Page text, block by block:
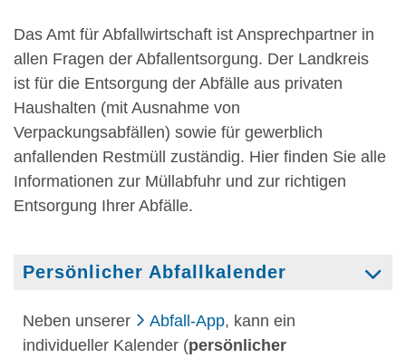
Das Amt für Abfallwirtschaft ist Ansprechpartner in
allen Fragen der Abfallentsorgung. Der Landkreis
ist für die Entsorgung der Abfälle aus privaten
Haushalten (mit Ausnahme von
Verpackungsabfällen) sowie für gewerblich
anfallenden Restmüll zuständig. Hier finden Sie alle
Informationen zur Müllabfuhr und zur richtigen
Entsorgung Ihrer Abfälle.
Persönlicher Abfallkalender
Neben unserer Abfall-App, kann ein
individueller Kalender (persönlicher